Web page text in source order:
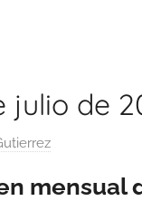
de